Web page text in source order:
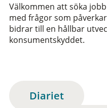
Välkommen att söka
med frågor som
bidrar till en hållbar
konsumentskyddet.
Diariet